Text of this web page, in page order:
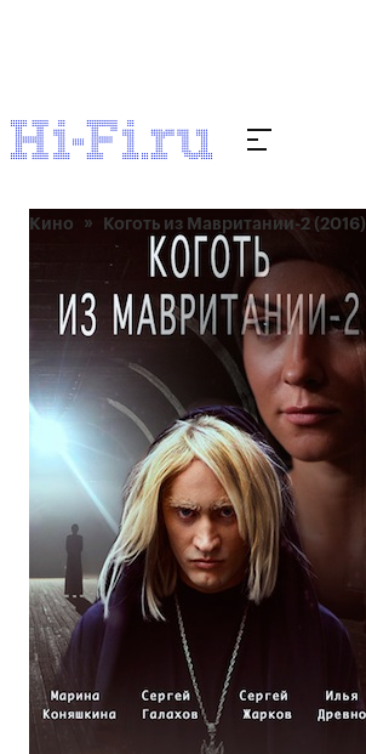
Кино Коготь из Мавритании-2 (2016)